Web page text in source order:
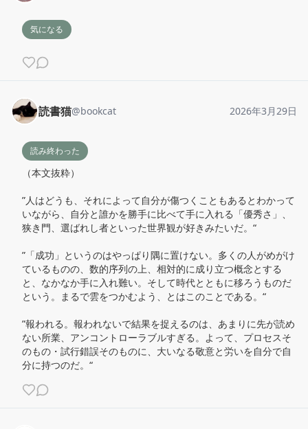
気になる
読書猫@bookcat 2026年3月29日
読み終わった
（本文抜粋）
”人はどうも、それによって自分が傷つくこともあるとわかって
いながら、自分と誰かを勝手に比べて手に入れる「優秀さ」、
狭き門、選ばれし者といった世界観が好きみたいだ。“
”「成功」というのはやっぱり隅に置けない。多くの人がめがけ
ているものの、数的序列の上、相対的に成り立つ概念とする
と、なかなか手に入れ難い。そして時代とともに移ろうものだ
という。まるで雲をつかむよう、とはこのことである。“
”報われる。報われないで結果を捉えるのは、あまりに先が読め
ない所業、アンコントローラブルすぎる。よって、プロセスそ
のもの・試行錯誤そのものに、大いなる敬意と労いを自分で自
分に持つのだ。“